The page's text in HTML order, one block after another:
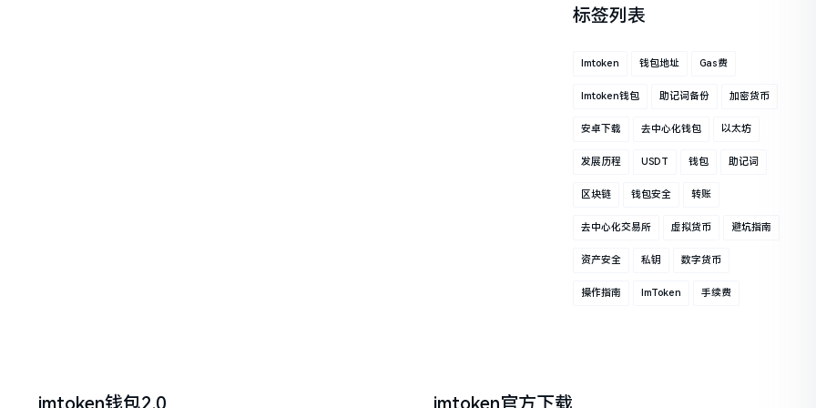
标签列表
Imtoken 钱包地址 Gas费
Imtoken钱包 助记词备份 加密货币
安卓下载 去中心化钱包 以太坊
发展历程 USDT 钱包 助记词
区块链 钱包安全 转账
去中心化交易所 虚拟货币 避坑指南
资产安全 私钥 数字货币
操作指南 ImToken 手续费